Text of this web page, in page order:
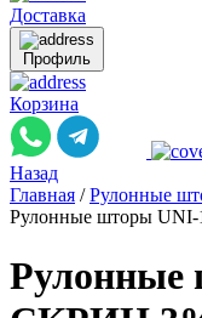
Доставка
Профиль
Корзина
Назад
Главная / Рулонные
Рулонные шторы
Рулонные